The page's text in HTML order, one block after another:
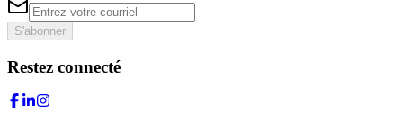
S'abonner
Restez connecté